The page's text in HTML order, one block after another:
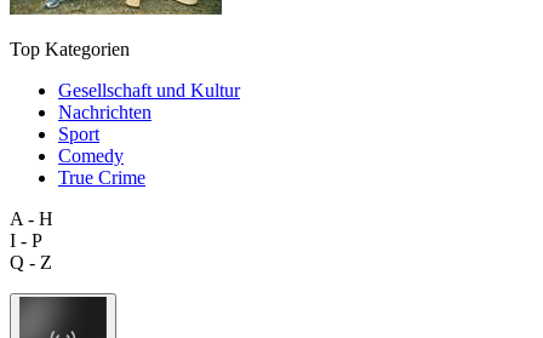
Top Kategorien
Gesellschaft und Kultur
Nachrichten
Sport
Comedy
True Crime
A - H
I - P
Q - Z